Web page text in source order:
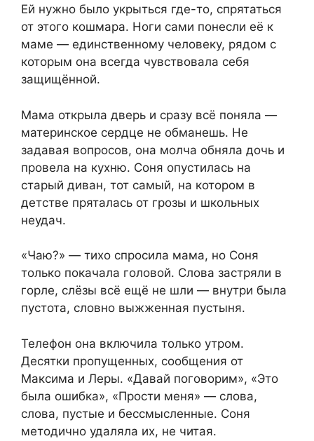
Ей нужно было укрыться где-то, спрятаться
от этого кошмара. Ноги сами понесли её к
маме — единственному человеку, рядом с
которым она всегда чувствовала себя
защищённой.
Мама открыла дверь и сразу всё поняла —
материнское сердце не обманешь. Не
задавая вопросов, она молча обняла дочь и
провела на кухню. Соня опустилась на
старый диван, тот самый, на котором в
детстве пряталась от грозы и школьных
неудач.
«Чаю?» — тихо спросила мама, но Соня
только покачала головой. Слова застряли в
горле, слёзы всё ещё не шли — внутри была
пустота, словно выжженная пустыня.
Телефон она включила только утром.
Десятки пропущенных, сообщения от
Максима и Леры. «Давай поговорим», «Это
была ошибка», «Прости меня» — слова,
слова, пустые и бессмысленные. Соня
методично удаляла их, не читая.